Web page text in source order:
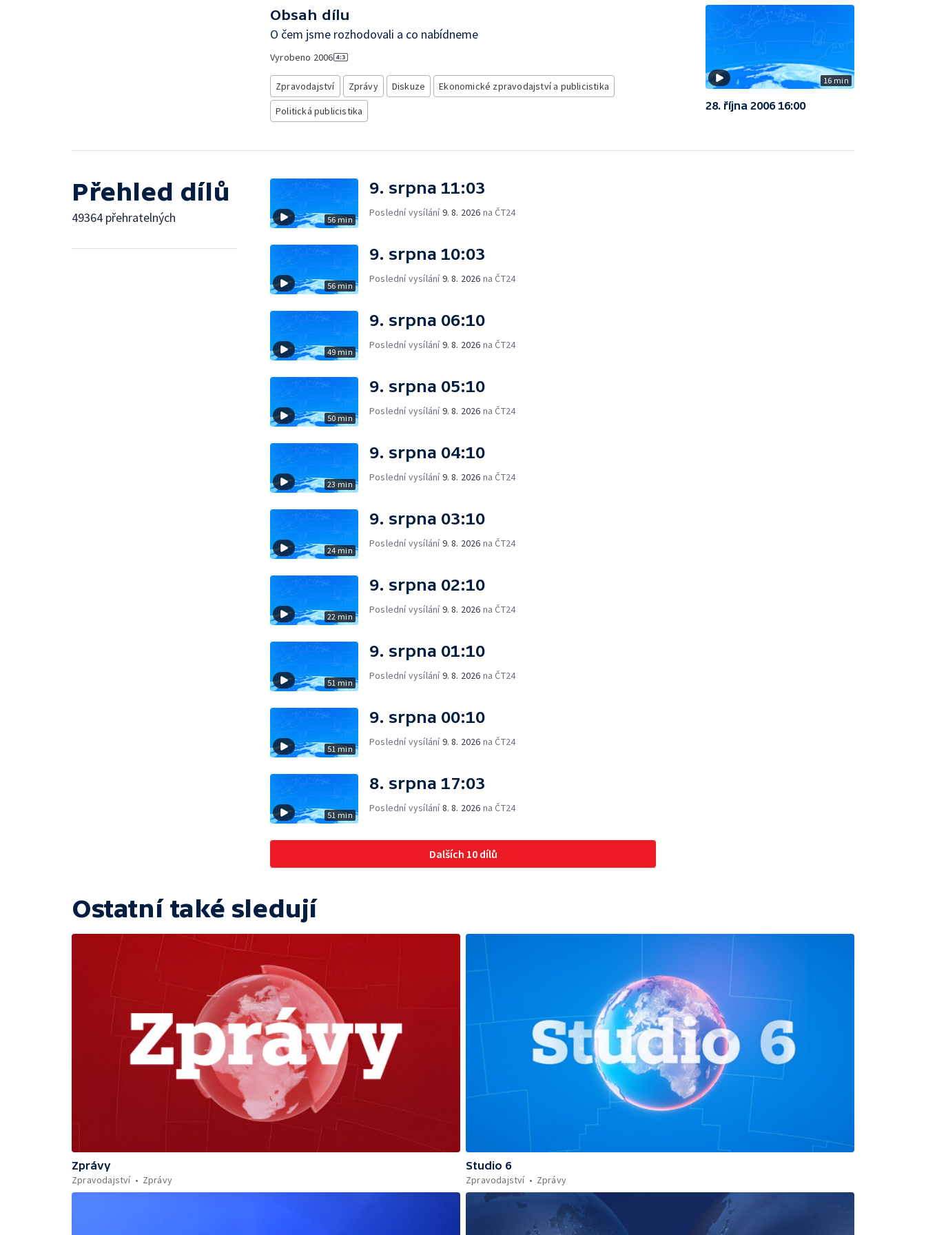
Obsah dílu
O čem jsme rozhodovali a co nabídneme
Vyrobeno 2006
Zpravodajství Zprávy Diskuze
Ekonomické zpravodajství a publicistika
Politická publicistika
16 min
28. října 2006 16:00
Přehled dílů
49364 přehratelných 56 min
9. srpna 11:03
Poslední vysílání9. 8. 2026 na ČT24
56 min
9. srpna 10:03
Poslední vysílání9. 8. 2026 na ČT24
49 min
9. srpna 06:10
Poslední vysílání9. 8. 2026 na ČT24
50 min
9. srpna 05:10
Poslední vysílání9. 8. 2026 na ČT24
23 min
9. srpna 04:10
Poslední vysílání9. 8. 2026 na ČT24
24 min
9. srpna 03:10
Poslední vysílání9. 8. 2026 na ČT24
22 min
9. srpna 02:10
Poslední vysílání9. 8. 2026 na ČT24
51 min
9. srpna 01:10
Poslední vysílání9. 8. 2026 na ČT24
51 min
9. srpna 00:10
Poslední vysílání9. 8. 2026 na ČT24
51 min
8. srpna 17:03
Poslední vysílání8. 8. 2026 na ČT24
Dalších 10 dílů
Ostatní také sledují
Zprávy
Zpravodajství
Zprávy
Studio 6
Zpravodajství
Zprávy